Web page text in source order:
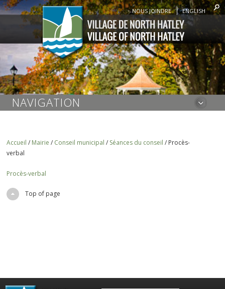
NOUS JOINDRE ENGLISH
NAVIGATION
Accueil / Mairie / Conseil municipal / Séances du conseil / Procès-
verbal
Procès-verbal
Top of page